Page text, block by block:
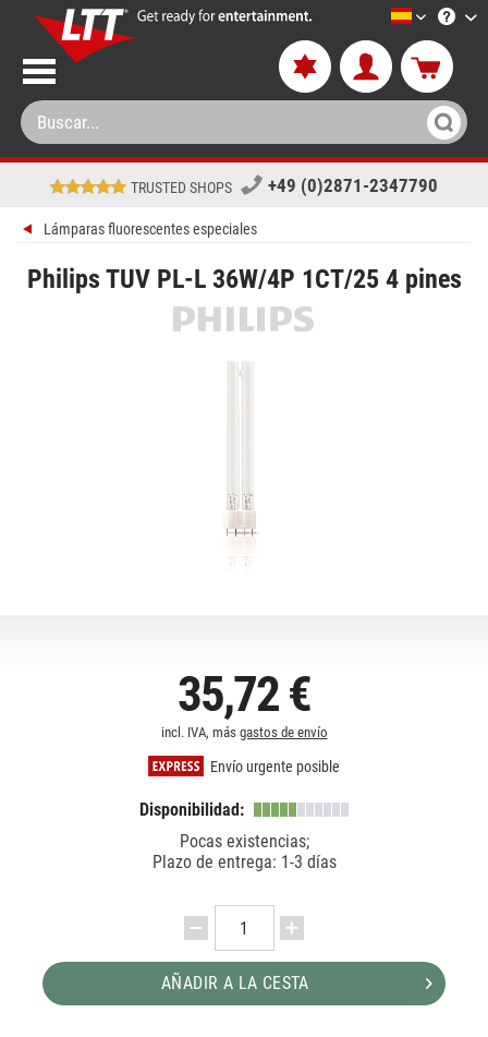
LTT-
TRUSTED SHOPS +49 (0)2871-2347790
Lámparas fluorescentes especiales
Philips TUV PL-L 36W/4P 1CT/25 4 pines
35,72 €
incl. IVA, más gastos de envío
Envío urgente posible
Disponibilidad:
Pocas existencias;
Plazo de entrega: 1-3 días
AÑADIR A LA CESTA